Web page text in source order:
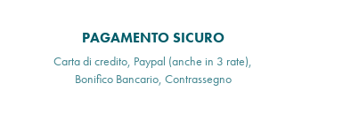
PAGAMENTO SICURO
Carta di credito, Paypal (anche in 3 rate),
Bonifico Bancario, Contrassegno